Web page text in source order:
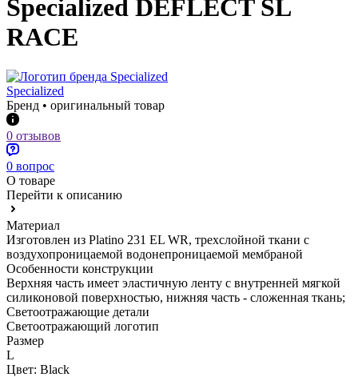
Specialized DEFLECT SL
RACE
Specialized
Бренд • оригинальный товар
0 отзывов
0 вопрос
О товаре
Перейти к описанию
Материал
Изготовлен из Platino 231 EL WR, трехслойной ткани с
воздухопроницаемой водонепроницаемой мембраной
Особенности конструкции
Верхняя часть имеет эластичную ленту с внутренней мягкой
силиконовой поверхностью, нижняя часть - сложенная ткань;
Светоотражающие детали
Светоотражающий логотип
Размер
L
Цвет: Black